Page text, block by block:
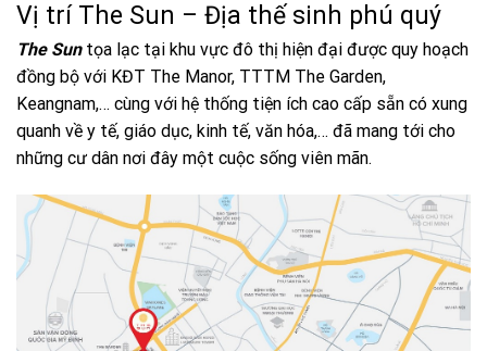
Vị trí The Sun – Địa thế sinh phú quý
The Suntọa lạc tại khu vực đô thị hiện đại được quy hoạch
đồng bộ với KĐT The Manor, TTTM The Garden,
Keangnam,… cùng với hệ thống tiện ích cao cấp sẵn có xung
quanh về y tế, giáo dục, kinh tế, văn hóa,… đã mang tới cho
những cư dân nơi đây một cuộc sống viên mãn.